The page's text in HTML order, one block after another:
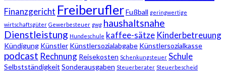
Finanzgericht FreiberuflerFußball geringwertige
wirtschaftsgüter Gewerbesteuer gwg haushaltsnahe
Dienstleistung Hundeschule kaffee-sätze Kinderbetreuung
Kündigung Künstler Künstlersozialabgabe Künstlersozialkasse
podcast Rechnung Reisekosten Schenkungsteuer Schule
Selbstständigkeit Sonderausgaben Steuerberater Steuerbescheid